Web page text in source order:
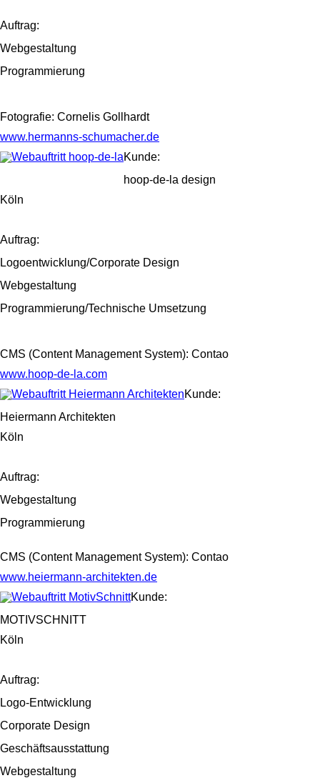
Auftrag:
Webgestaltung
Programmierung
Fotografie: Cornelis Gollhardt
www.hermanns-schumacher.de
Kunde:
hoop-de-la design
Köln
Auftrag:
Logoentwicklung/Corporate Design
Webgestaltung
Programmierung/Technische Umsetzung
CMS (Content Management System): Contao
www.hoop-de-la.com
Kunde:
Heiermann Architekten
Köln
Auftrag:
Webgestaltung
Programmierung
CMS (Content Management System): Contao
www.heiermann-architekten.de
Kunde:
MOTIVSCHNITT
Köln
Auftrag:
Logo-Entwicklung
Corporate Design
Geschäftsausstattung
Webgestaltung